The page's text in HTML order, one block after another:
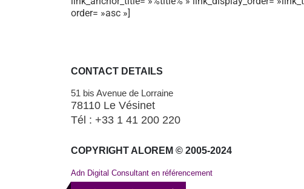
order= »asc »]
CONTACT DETAILS
51 bis Avenue de Lorraine
78110 Le Vésinet
Tél : +33 1 41 200 220
COPYRIGHT ALOREM © 2005-2024
Adn Digital Consultant en référencement